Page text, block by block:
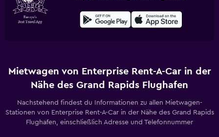
Mietwagen von Enterprise Rent-A-Car in der
Nähe des Grand Rapids Flughafen
Nachstehend findest du Informationen zu allen Mietwagen-
Stationen von Enterprise Rent-A-Car in der Nähe des Grand Rapids
Flughafen, einschließlich Adresse und Telefonnummer